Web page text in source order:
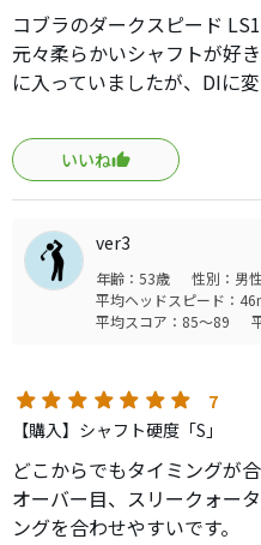
コブラのダークスピード
元々柔らかいシャフトが好
に入っていましたが、DIに
シャフトもヘッドもフェー
ドのウェイト調整で少し低
R1フレックスでも純正5SR
しなり感がありタイミング
方向性が良く縦距離の打ち
分にはベストチョイスだと
いいね
ver3
年齢：53歳 性別：男性
平均ヘッドスピード：
平均スコア：85～89
7
【購入】シャフト硬度「S」
どこからでもタイミングが合
オーバー目、スリークォー
ングを合わせやすいです。